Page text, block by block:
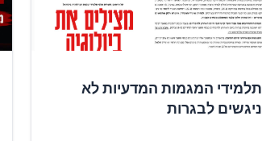
תלמידי המגמות המדעיות לא
ניגשים לבגרות